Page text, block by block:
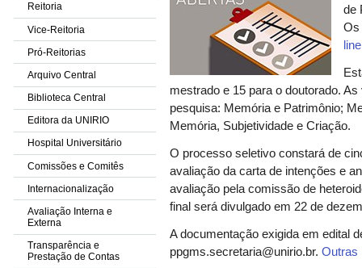
Reitoria
Vice-Reitoria
Pró-Reitorias
Arquivo Central
Biblioteca Central
Editora da UNIRIO
Hospital Universitário
Comissões e Comitês
Internacionalização
Avaliação Interna e
Externa
Transparência e
Prestação de Contas
de
Os
line
mestrado e 15 para o doutorado.
pesquisa: Memória e Patrimônio;
Memória, Subjetividade e Criação.
O processo seletivo constará de
avaliação da carta de intenções e
avaliação pela comissão de
final será divulgado em 22 de
A documentação exigida em edital
ppgms.secretaria@unirio.br.Outras